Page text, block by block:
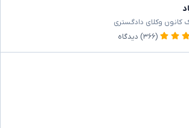
کانون وکلای دادگستری
(۳۶۶) دیدگاه